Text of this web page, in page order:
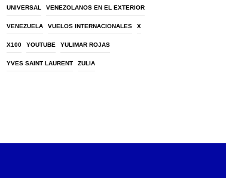
UNIVERSAL VENEZOLANOS EN EL EXTERIOR
VENEZUELA VUELOS INTERNACIONALES X
X100 YOUTUBE YULIMAR ROJAS
YVES SAINT LAURENT ZULIA